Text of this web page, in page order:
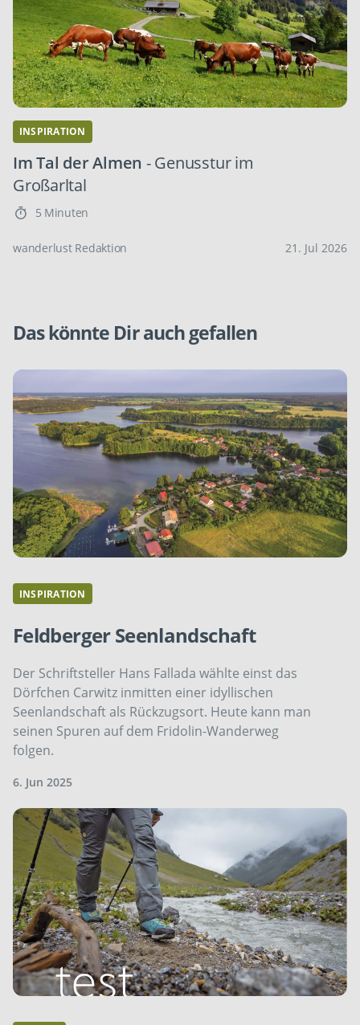
INSPIRATION
Im Tal der Almen - Genusstur im
Großarltal
5 Minuten
wanderlust Redaktion 21. Jul 2026
Das könnte Dir auch gefallen
INSPIRATION
Feldberger Seenlandschaft
Der Schriftsteller Hans Fallada wählte einst das
Dörfchen Carwitz inmitten einer idyllischen
Seenlandschaft als Rückzugsort. Heute kann man
seinen Spuren auf dem Fridolin-Wanderweg
folgen.
6. Jun 2025